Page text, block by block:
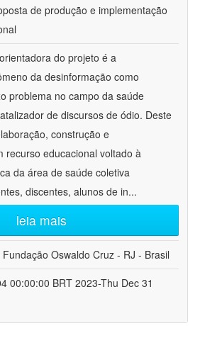
de produção e implementação
do projeto é a
da desinformação como
problema no campo da saúde
de discursos de ódio. Deste
construção e
recurso educacional voltado à
da área de saúde coletiva
discentes, alunos de in...
leia mais
Fundação Oswaldo Cruz - RJ - Brasil
00:00:00 BRT 2023-Thu Dec 31